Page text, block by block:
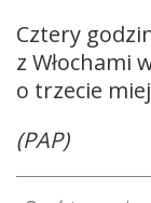
Cztery
z Włochami
o trzecie
(PAP)